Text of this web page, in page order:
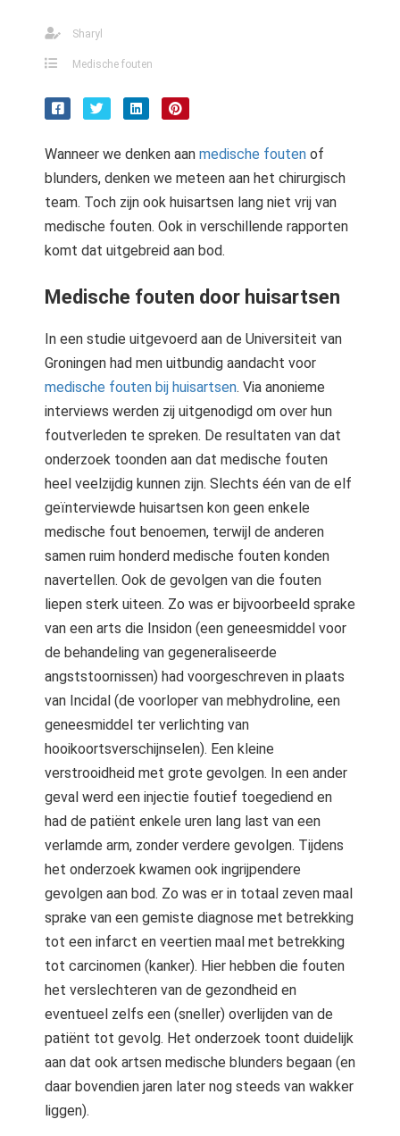
Sharyl
Medische fouten
Wanneer we denken aan medische fouten of
blunders, denken we meteen aan het chirurgisch
team. Toch zijn ook huisartsen lang niet vrij van
medische fouten. Ook in verschillende rapporten
komt dat uitgebreid aan bod.
Medische fouten door huisartsen
In een studie uitgevoerd aan de Universiteit van
Groningen had men uitbundig aandacht voor
medische fouten bij huisartsen. Via anonieme
interviews werden zij uitgenodigd om over hun
foutverleden te spreken. De resultaten van dat
onderzoek toonden aan dat medische fouten
heel veelzijdig kunnen zijn. Slechts één van de elf
geïnterviewde huisartsen kon geen enkele
medische fout benoemen, terwijl de anderen
samen ruim honderd medische fouten konden
navertellen. Ook de gevolgen van die fouten
liepen sterk uiteen. Zo was er bijvoorbeeld sprake
van een arts die Insidon (een geneesmiddel voor
de behandeling van gegeneraliseerde
angststoornissen) had voorgeschreven in plaats
van Incidal (de voorloper van mebhydroline, een
geneesmiddel ter verlichting van
hooikoortsverschijnselen). Een kleine
verstrooidheid met grote gevolgen. In een ander
geval werd een injectie foutief toegediend en
had de patiënt enkele uren lang last van een
verlamde arm, zonder verdere gevolgen. Tijdens
het onderzoek kwamen ook ingrijpendere
gevolgen aan bod. Zo was er in totaal zeven maal
sprake van een gemiste diagnose met betrekking
tot een infarct en veertien maal met betrekking
tot carcinomen (kanker). Hier hebben die fouten
het verslechteren van de gezondheid en
eventueel zelfs een (sneller) overlijden van de
patiënt tot gevolg. Het onderzoek toont duidelijk
aan dat ook artsen medische blunders begaan (en
daar bovendien jaren later nog steeds van wakker
liggen).